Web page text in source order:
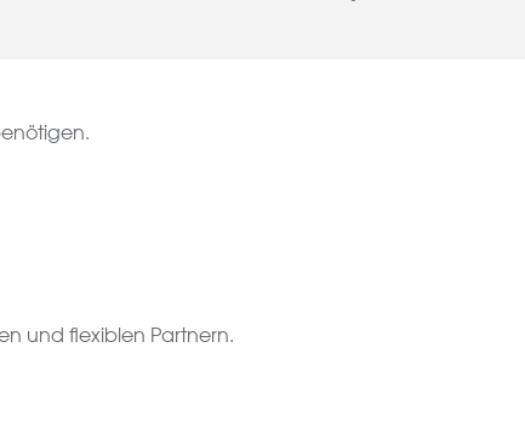
und flexiblen Partnern.